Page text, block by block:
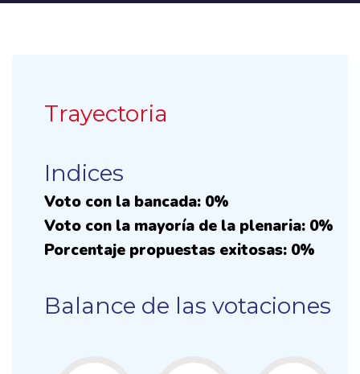
Trayectoria
Indices
Voto con la bancada: 0%
Voto con la mayoría de la plenaria: 0%
Porcentaje propuestas exitosas: 0%
Balance de las votaciones